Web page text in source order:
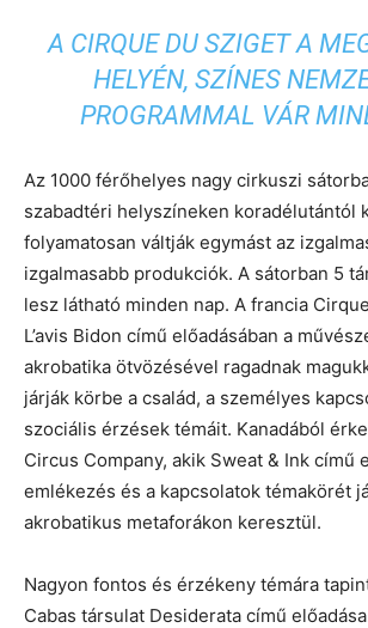
A CIRQUE DU SZIGET A
HELYÉN, SZÍNES
PROGRAMMAL VÁR
Az 1000 férőhelyes nagy cirkuszi
szabadtéri helyszíneken koradélutántól
folyamatosan váltják egymást az
izgalmasabb produkciók. A sátorban 5
lesz látható minden nap. A francia
L’avis Bidon című előadásában a
akrobatika ötvözésével ragadnak
járják körbe a család, a személyes
szociális érzések témáit. Kanadából
Circus Company, akik Sweat & Ink című
emlékezés és a kapcsolatok témakörét
akrobatikus metaforákon keresztül.
Nagyon fontos és érzékeny témára
Cabas társulat Desiderata című